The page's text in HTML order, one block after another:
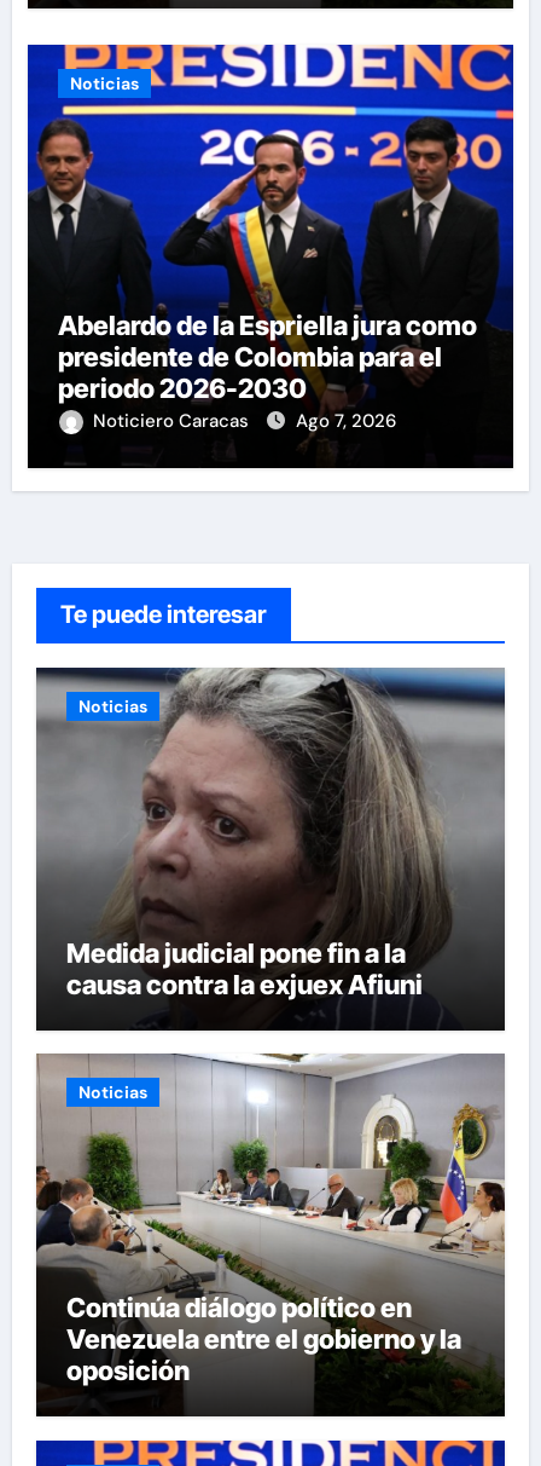
Noticias
Abelardo de la Espriella jura como
presidente de Colombia para el
periodo 2026-2030
Noticiero Caracas Ago 7, 2026
Te puede interesar
Noticias
Medida judicial pone fin a la
causa contra la exjuex Afiuni
Noticias
Continúa diálogo político en
Venezuela entre el gobierno y la
oposición